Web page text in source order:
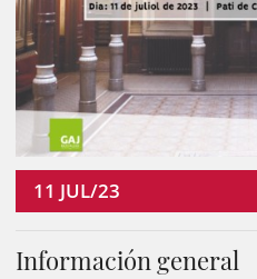
11 JUL/23
Información general